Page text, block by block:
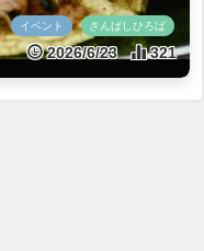
イベント さんばしひろば
2026/6/23 321